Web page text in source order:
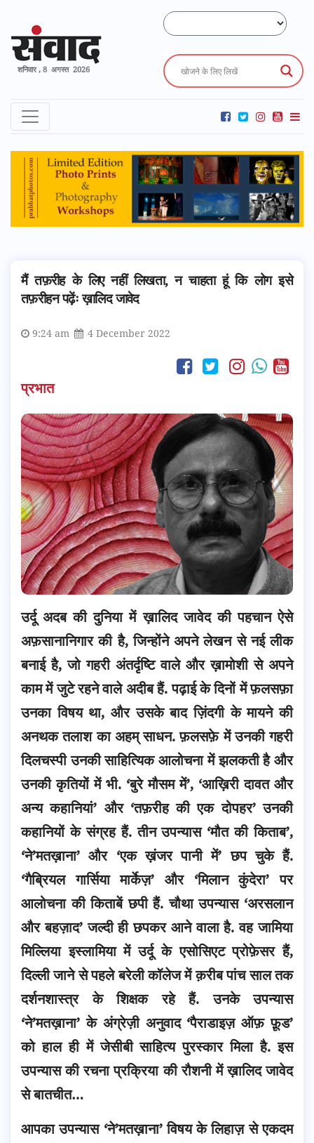
शनिवार , 8 अगस्त 2026
मैं तफ़रीह के लिए नहीं लिखता, न चाहता हूं कि लोग इसे
तफ़रीहन पढ़ेंः ख़ालिद जावेद
9:24 am 4 December 2022
प्रभात
उर्दू अदब की दुनिया में ख़ालिद जावेद की पहचान ऐसे
अफ़सानानिगार की है, जिन्होंने अपने लेखन से नई लीक
बनाई है, जो गहरी अंतर्दृष्टि वाले और ख़ामोशी से अपने
काम में जुटे रहने वाले अदीब हैं. पढ़ाई के दिनों में फ़लसफ़ा
उनका विषय था, और उसके बाद ज़िंदगी के मायने की
अनथक तलाश का अहम् साधन.फ़लसफ़े में उनकी गहरी
दिलचस्पी उनकी साहित्यिक आलोचना में झलकती है और
उनकी कृतियों में भी. ‘बुरे मौसम में’, ‘आख़िरी दावत और
अन्य कहानियां’ और ‘तफ़रीह की एक दोपहर’ उनकी
कहानियों के संग्रह हैं. तीन उपन्यास ‘मौत की किताब’,
‘ने’मतख़ाना’ और ‘एक ख़ंजर पानी में’ छप चुके हैं.
‘गैब्रियल गार्सिया मार्केज़’ और ‘मिलान कुंदेरा’ पर
आलोचना की किताबें छपी हैं. चौथा उपन्यास ‘अरसलान
और बहज़ाद’ जल्दी ही छपकर आने वाला है. वह जामिया
मिल्लिया इस्लामिया में उर्दू के एसोसिएट प्रोफ़ेसर हैं,
दिल्ली जाने से पहले बरेली कॉलेज में क़रीब पांच साल तक
दर्शनशास्त्र के शिक्षक रहे हैं. उनके उपन्यास
‘ने’मतख़ाना’ के अंग्रेज़ी अनुवाद ‘पैराडाइज़ ऑफ़ फ़ूड’
को हाल ही में जेसीबी साहित्य पुरस्कार मिला है. इस
उपन्यास की रचना प्रक्रिया की रौशनी में ख़ालिद जावेद
से बातचीत…
आपका उपन्यास ‘ने’मतख़ाना’ विषय के लिहाज़ से एकदम